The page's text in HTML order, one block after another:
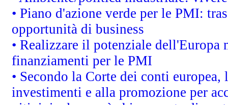
• Piano d'azione verde per le PMI:
opportunità di business
• Realizzare il potenziale
finanziamenti per le PMI
• Secondo la Corte dei conti
investimenti e alla promozione per